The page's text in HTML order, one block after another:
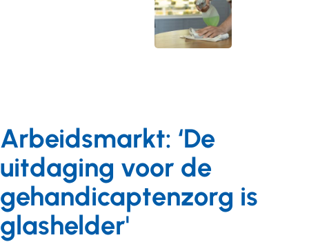
Arbeidsmarkt: ‘De
uitdaging voor de
gehandicaptenzorg is
glashelder'